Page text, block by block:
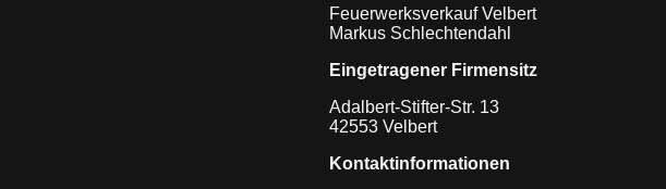
Feuerwerksverkauf Velbert
Markus Schlechtendahl
Eingetragener Firmensitz
Adalbert-Stifter-Str. 13
42553 Velbert
Kontaktinformationen